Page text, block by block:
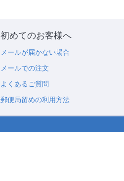
初めてのお客様へ
メールが届かない場合
メールでの注文
よくあるご質問
郵便局留めの利用方法